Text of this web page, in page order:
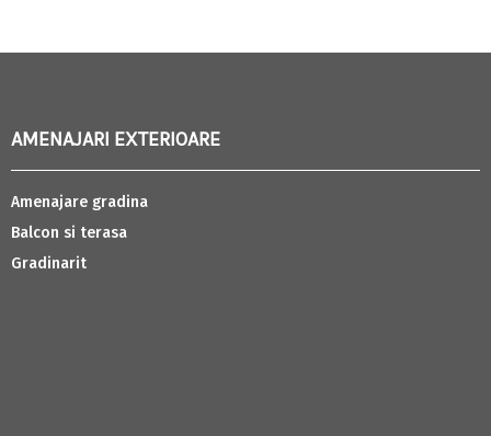
AMENAJARI EXTERIOARE
Amenajare gradina
Balcon si terasa
Gradinarit